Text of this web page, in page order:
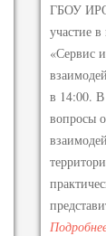
ГБОУ ИРО
участие
«Сервис
в 14:00. В
вопросы